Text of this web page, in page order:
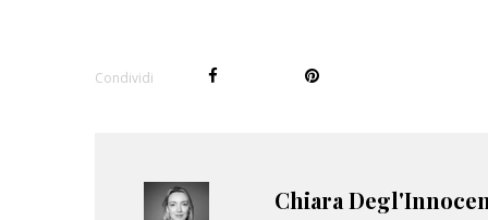
Condividi
Chiara